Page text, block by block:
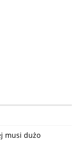
musi dużo